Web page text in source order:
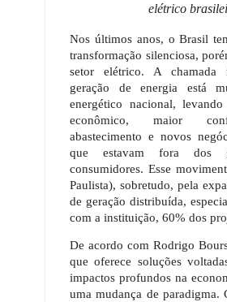
elétrico
Nos últimos anos, o Brasil
transformação silenciosa,
setor elétrico. A chamada
geração de energia está
energético nacional, levando
econômico, maior
abastecimento e novos
que estavam fora dos
consumidores. Esse
Paulista), sobretudo, pela
de geração distribuída,
com a instituição, 60% dos
De acordo com Rodrigo
que oferece soluções
impactos profundos na
uma mudança de paradigma.